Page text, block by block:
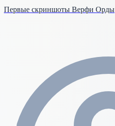
Первые скриншоты Верфи Орды